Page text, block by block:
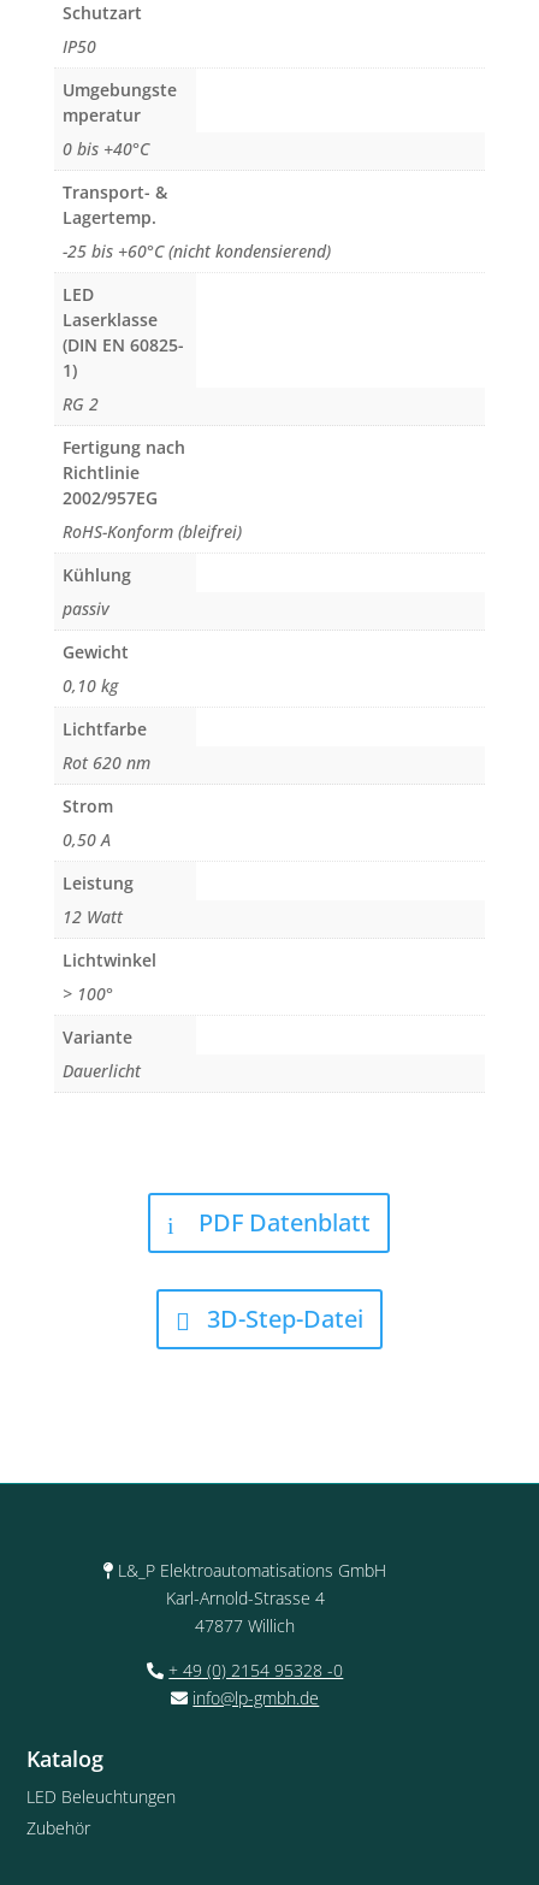
Schutzart
IP50
Umgebungste
mperatur
0 bis +40°C
Transport- &
Lagertemp.
-25 bis +60°C (nicht kondensierend)
LED
Laserklasse
(DIN EN 60825-
1)
RG 2
Fertigung nach
Richtlinie
2002/957EG
RoHS-Konform (bleifrei)
Kühlung
passiv
Gewicht
0,10 kg
Lichtfarbe
Rot 620 nm
Strom
0,50 A
Leistung
12 Watt
Lichtwinkel
> 100°
Variante
Dauerlicht
PDF Datenblatt
3D-Step-Datei
L&_P Elektroautomatisations GmbH
Karl-Arnold-Strasse 4
47877 Willich
+ 49 (0) 2154 95328 -0
info@lp-gmbh.de
Katalog
LED Beleuchtungen
Zubehör